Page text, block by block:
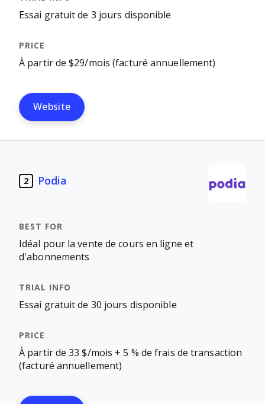
Essai gratuit de 3 jours disponible
À partir de $29/mois (facturé annuellement)
Website
2 Podia
Idéal pour la vente de cours en ligne et
d'abonnements
Essai gratuit de 30 jours disponible
À partir de 33 $/mois + 5 % de frais de transaction
(facturé annuellement)